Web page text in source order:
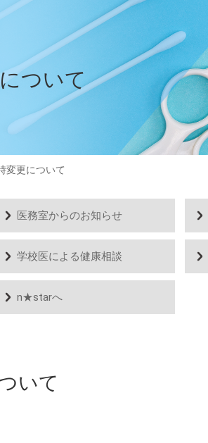
ついて
更について
医務室からのお知らせ
学校医による健康相談
n★starへ
いて